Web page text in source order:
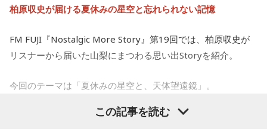
手掛けるEVIL LINE RECORDSと株式会社Dazedが手掛ける二
【イントロダクション】
リスマ性を日々見つめている。
が、彼らはまだ『真のカリスマ』には辿り着けていないと言
的な色を選んでみて。
【5位】山羊座（やぎ座）
今日は、少し距離を感じていた人と意気投合するなど、心が
温かくなる出来事が起こりそう。一対一で相手とじっくり向
う。
【6位】牡牛座（おうし座）
柏原収史が届ける夏休みの星空と忘れられない記憶
FM FUJI『Nostalgic More Story』第19回では、柏原収史が
リスナーから届いた山梨にまつわる思い出Storyを紹介。
今回のテーマは「夏休みの星空と、天体望遠鏡」。
子どもの頃に見上げた夜空、友達と過ごした時間、そして大
この記事を読む